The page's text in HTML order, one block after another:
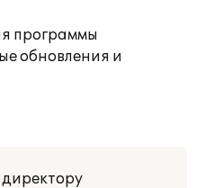
программы
обновления и